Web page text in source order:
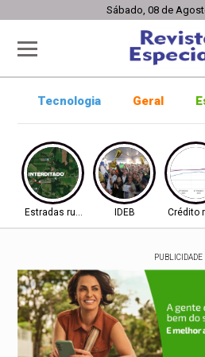
Sábado, 08 de
Tecnologia Geral
Estradas rurais IDEB Crédito
PUBLICIDADE